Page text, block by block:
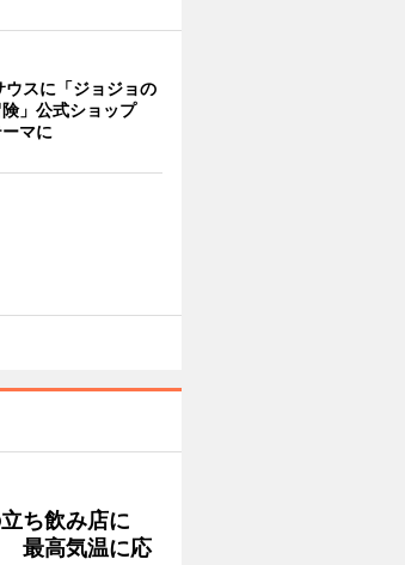
ウスに「ジョジョの
険」公式ショップ
ーマに
ち飲み店に
最高気温に応